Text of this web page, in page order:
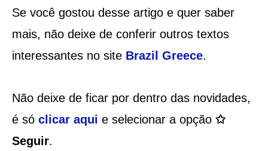
Se você gostou desse artigo e quer saber
mais, não deixe de conferir outros textos
interessantes no site Brazil Greece.
Não deixe de ficar por dentro das novidades,
é só clicar aqui e selecionar a opção ✩
Seguir.